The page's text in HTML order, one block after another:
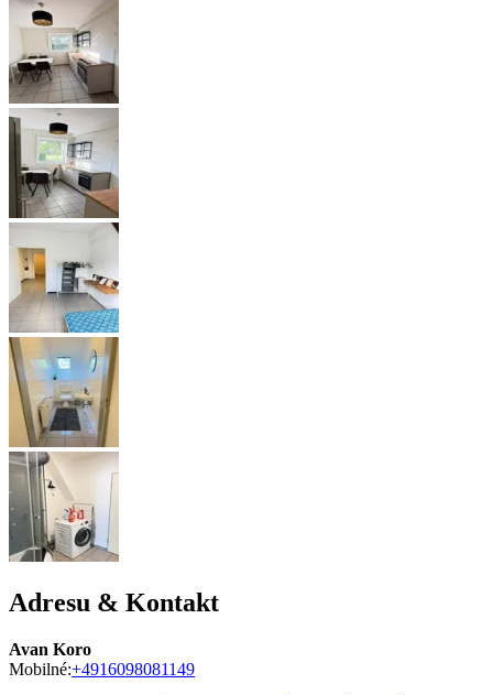
Adresu & Kontakt
Avan Koro
Mobilné:+4916098081149